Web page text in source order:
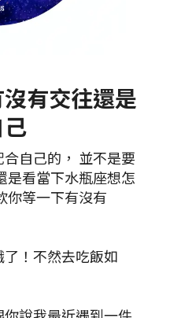
有交往還是
自己的， 並不是要
是看當下水瓶座想怎
你等一下有沒有
！不然去吃飯如